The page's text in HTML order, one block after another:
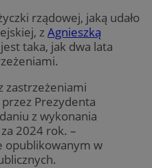
rządowej, jaką udało
z Agnieszką
taka, jak dwa lata
zastrzeżeniami
Prezydenta
z wykonania
2024 rok. –
opublikowanym w